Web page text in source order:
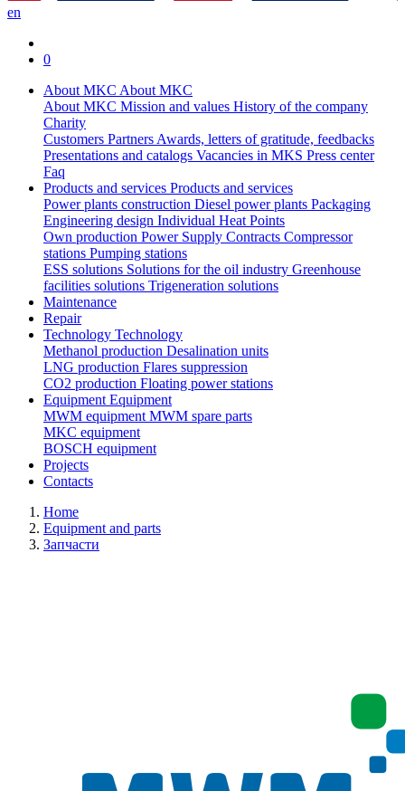
en
0
About MKC About MKC
About MKC Mission and values History of the company
Charity
Customers PartnersAwards, letters of gratitude, feedbacks
Presentations and catalogs Vacancies in MKS Press center
Faq
Products and services Products and services
Power plants construction Diesel power plants Packaging
Engineering design Individual Heat Points
Own production Power Supply Contracts Compressor
stations Pumping stations
ESS solutions Solutions for the oil industry Greenhouse
facilities solutions Trigeneration solutions
Maintenance
Repair
Technology Technology
Methanol production Desalination units
LNG production Flares suppression
СО2 production Floating power stations
EquipmentEquipment
MWM equipmentMWM spare parts
MKC equipment
BOSCH equipment
Projects
Contacts
Home
Equipment and parts
Запчасти